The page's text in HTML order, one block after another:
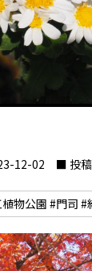
12-02 ■ 投稿
物公園 #門司